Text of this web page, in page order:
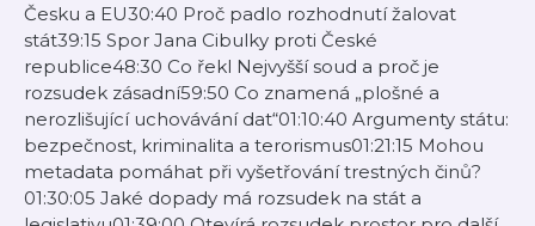
Česku a EU30:40 Proč padlo rozhodnutí žalovat
stát39:15 Spor Jana Cibulky proti České
republice48:30 Co řekl Nejvyšší soud a proč je
rozsudek zásadní59:50 Co znamená „plošné a
nerozlišující uchovávání dat“01:10:40 Argumenty státu:
bezpečnost, kriminalita a terorismus01:21:15 Mohou
metadata pomáhat při vyšetřování trestných činů?
01:30:05 Jaké dopady má rozsudek na stát a